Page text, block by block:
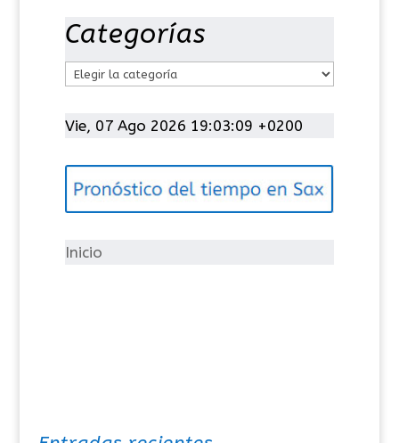
Categorías
t
g
í
Vie, 07 Ago 2026 19:03:09 +0200
Inicio